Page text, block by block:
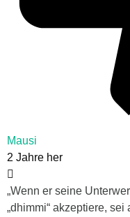
Mausi
2 Jahre her
„Wenn er seine
„dhimmi“ akzeptiere, sei